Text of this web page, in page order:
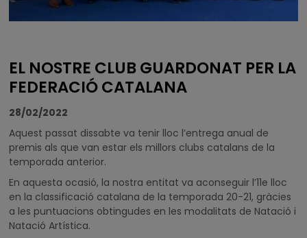
EL NOSTRE CLUB GUARDONAT PER LA
FEDERACIÓ CATALANA
28/02/2022
Aquest passat dissabte va tenir lloc l’entrega anual de
premis als que van estar els millors clubs catalans de la
temporada anterior.
En aquesta ocasió, la nostra entitat va aconseguir l’11e lloc
en la classificació catalana de la temporada 20-21, gràcies
a les puntuacions obtingudes en les modalitats de Natació i
Natació Artística.